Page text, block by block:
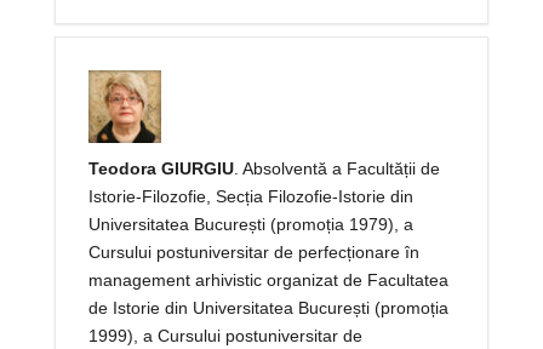
Teodora GIURGIU. Absolventă a Facultății de
Istorie-Filozofie, Secția Filozofie-Istorie din
Universitatea București (promoția 1979), a
Cursului postuniversitar de perfecționare în
management arhivistic organizat de Facultatea
de Istorie din Universitatea București (promoția
1999), a Cursului postuniversitar de